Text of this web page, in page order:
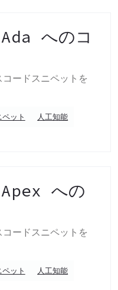
へのコ
ードスニペットを
ット
人工知能
への
ードスニペットを
ット
人工知能